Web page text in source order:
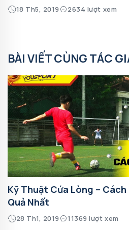
18 Th5, 2019 2634 lượt xem
BÀI VIẾT CÙNG TÁC
Kỹ Thuật Cứa Lòng –
Quả Nhất
28 Th1, 2019 11369 lượt xem